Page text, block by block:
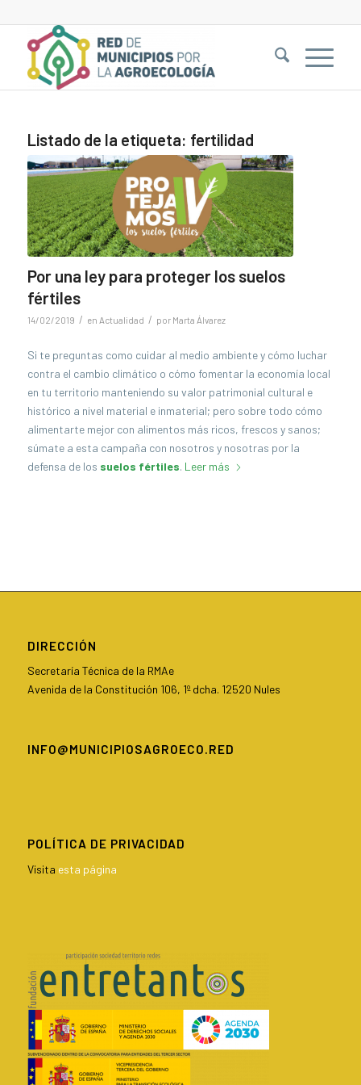
Listado de la etiqueta: fertilidad
Por una ley para proteger los suelos
fértiles
14/02/2019 / en Actualidad / por Marta Álvarez
Si te preguntas como cuidar al medio ambiente y cómo luchar
contra el cambio climático o cómo fomentar la economía local
en tu territorio manteniendo su valor patrimonial cultural e
histórico a nivel material e inmaterial; pero sobre todo cómo
alimentarte mejor con alimentos más ricos, frescos y sanos;
súmate a esta campaña con nosotros y nosotras por la
defensa de los suelos fértiles. Leer más
DIRECCIÓN
Secretaría Técnica de la RMAe
Avenida de la Constitución 106, 1º dcha. 12520 Nules
INFO@MUNICIPIOSAGROECO.RED
POLÍTICA DE PRIVACIDAD
Visita esta página